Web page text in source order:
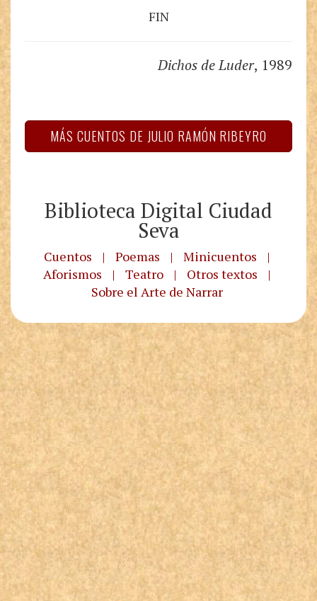
FIN
Dichos de Luder, 1989
MÁS CUENTOS DE JULIO RAMÓN RIBEYRO
Biblioteca Digital Ciudad
Seva
Cuentos | Poemas | Minicuentos
|
Aforismos
| Teatro | Otros textos
|
Sobre el Arte de Narrar